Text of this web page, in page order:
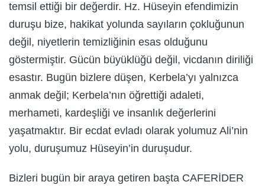
temsil ettiği bir değerdir. Hz. Hüseyin efendimizin
duruşu bize, hakikat yolunda sayıların çokluğunun
değil, niyetlerin temizliğinin esas olduğunu
göstermiştir. Gücün büyüklüğü değil, vicdanın diriliği
esastır. Bugün bizlere düşen, Kerbela’yı yalnızca
anmak değil; Kerbela’nın öğrettiği adaleti,
merhameti, kardeşliği ve insanlık değerlerini
yaşatmaktır. Bir ecdat evladı olarak yolumuz Ali’nin
yolu, duruşumuz Hüseyin’in duruşudur.
Bizleri bugün bir araya getiren başta CAFERİDER